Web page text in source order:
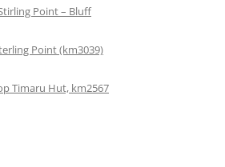
Point – Bluff
Point (km3039)
Timaru Hut, km2567